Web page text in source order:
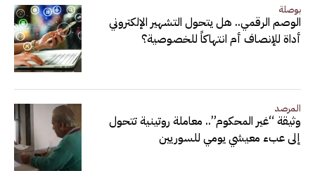
بوصلة
الوصم الرقمي.. هل يتحول التشهير الإلكتروني
أداة للإنصاف أم انتهاكاً للخصوصية؟
المرصد
وثيقة “غير المحكوم”.. معاملة روتينية تتحول
إلى عبء معيشي يومي للسوريين